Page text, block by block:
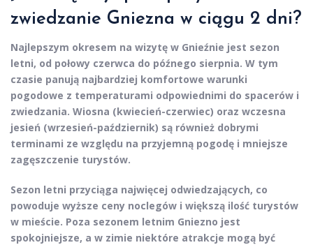
zwiedzanie Gniezna w ciągu 2 dni?
Najlepszym okresem na wizytę w Gnieźnie jest sezon
letni, od połowy czerwca do późnego sierpnia. W tym
czasie panują najbardziej komfortowe warunki
pogodowe z temperaturami odpowiednimi do spacerów i
zwiedzania. Wiosna (kwiecień-czerwiec) oraz wczesna
jesień (wrzesień-październik) są również dobrymi
terminami ze względu na przyjemną pogodę i mniejsze
zagęszczenie turystów.
Sezon letni przyciąga najwięcej odwiedzających, co
powoduje wyższe ceny noclegów i większą ilość turystów
w mieście. Poza sezonem letnim Gniezno jest
spokojniejsze, a w zimie niektóre atrakcje mogą być